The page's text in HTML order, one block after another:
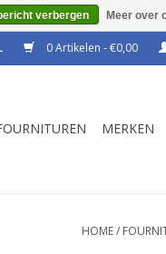
0 Artikelen - €0,00
MERKEN
HOME/
verbergen Meer over